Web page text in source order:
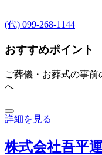
(代) 099-268-1144
おすすめポイント
ご葬儀・お葬式の事
へ
詳細を見る
株式会社吾平